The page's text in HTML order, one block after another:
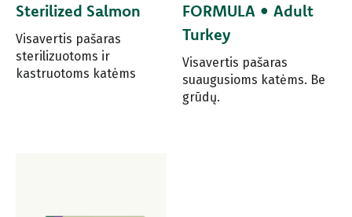
Sterilized Salmon
Visavertis pašaras
sterilizuotoms ir
kastruotoms katėms
FORMULA • Adult
Turkey
Visavertis pašaras
suaugusioms katėms. Be
grūdų.